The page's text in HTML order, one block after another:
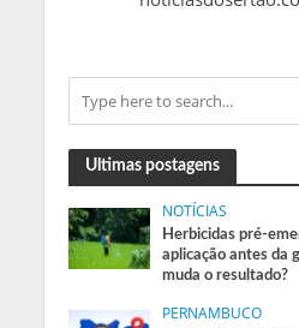
Ultimas postagens
NOTÍCIAS
Herbicidas pré-
aplicação antes da
muda o resultado?
PERNAMBUCO